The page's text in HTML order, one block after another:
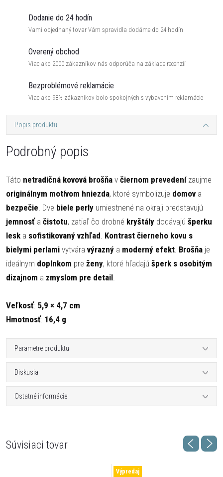
Dodanie do 24 hodín
Vami objednaný tovar Vám spravidla dodáme do 24 hodín
Overený obchod
Viac ako 2000 zákazníkov nás odporúča na základe recenzií
Bezproblémové reklamácie
Viac ako 98% zákazníkov bolo spokojných s vybavením reklamácie
Popis produktu
Podrobný popis
Táto netradičná kovová brošňa v čiernom prevedenízaujme
originálnym motívom hniezda, ktoré symbolizuje domov a
bezpečie. Dve biele perly umiestnené na okraji predstavujú
jemnosťa čistotu, zatiaľ čo drobné kryštály dodávajú šperku
lesk a sofistikovaný vzhľad. Kontrast čierneho kovu s
bielymi perlami vytvára výrazný a moderný efekt. Brošňa je
ideálnym doplnkom pre ženy, ktoré hľadajú šperk s osobitým
dizajnom a zmyslom pre detail.
Veľkosť: 5,9 × 4,7 cm
Hmotnosť: 16,4 g
Parametre produktu
Diskusia
Ostatné informácie
Súvisiaci tovar
Výpredaj